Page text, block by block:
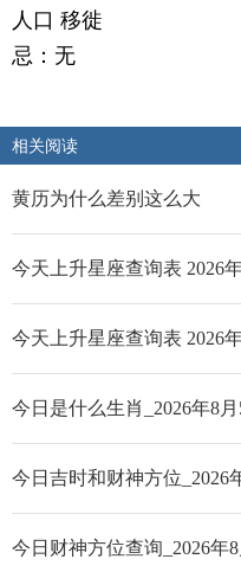
人口 移徙
忌：无
相关阅读
黄历为什么差别这么大
今天上升星座查询表 2026
今天上升星座查询表 2026
今日是什么生肖_2026年8
今日吉时和财神方位_2026
今日财神方位查询_2026年